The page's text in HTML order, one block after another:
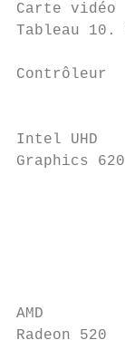
Carte vidéo
Tableau
Intel UHD
Graphics
AMD
Radeon 520